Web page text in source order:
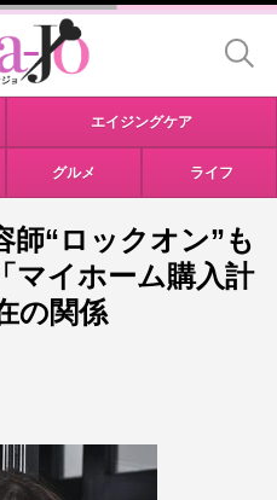
エイジングケア
グルメ ライフ
師“ロックオン”も
マイホーム購入計
の関係